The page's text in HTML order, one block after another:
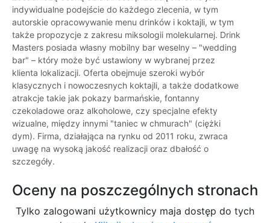
indywidualne podejście do każdego zlecenia, w tym
autorskie opracowywanie menu drinków i koktajli, w tym
także propozycje z zakresu miksologii molekularnej. Drink
Masters posiada własny mobilny bar weselny – "wedding
bar" – który może być ustawiony w wybranej przez
klienta lokalizacji. Oferta obejmuje szeroki wybór
klasycznych i nowoczesnych koktajli, a także dodatkowe
atrakcje takie jak pokazy barmańskie, fontanny
czekoladowe oraz alkoholowe, czy specjalne efekty
wizualne, między innymi "taniec w chmurach" (ciężki
dym). Firma, działająca na rynku od 2011 roku, zwraca
uwagę na wysoką jakość realizacji oraz dbałość o
szczegóły.
Oceny na poszczególnych stronach
Tylko zalogowani użytkownicy maja dostęp do tych